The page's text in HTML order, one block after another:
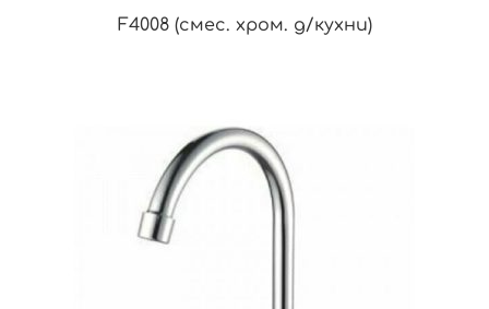
F4008 (смес. хром. д/кухни)